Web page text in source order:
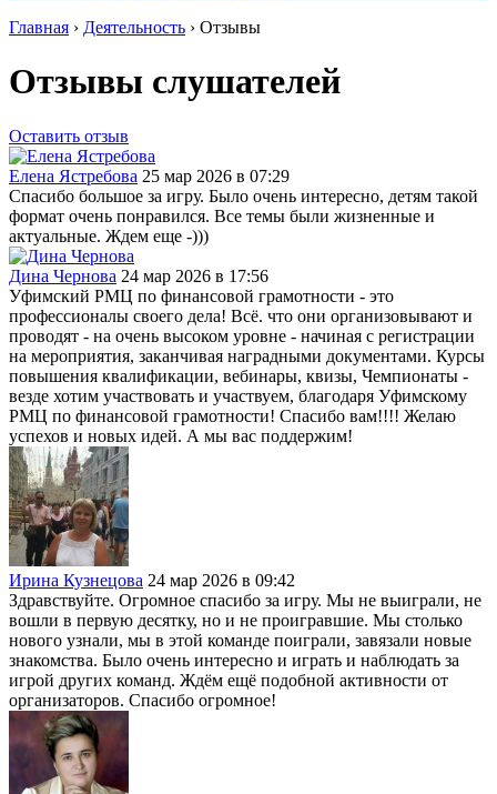
Главная › Деятельность › Отзывы
Отзывы слушателей
Оставить отзыв
Елена Ястребова 25 мар 2026 в 07:29
Спасибо большое за игру. Было очень интересно, детям такой
формат очень понравился. Все темы были жизненные и
актуальные. Ждем еще -)))
Дина Чернова 24 мар 2026 в 17:56
Уфимский РМЦ по финансовой грамотности - это
профессионалы своего дела! Всё. что они организовывают и
проводят - на очень высоком уровне - начиная с регистрации
на мероприятия, заканчивая наградными документами. Курсы
повышения квалификации, вебинары, квизы, Чемпионаты -
везде хотим участвовать и участвуем, благодаря Уфимскому
РМЦ по финансовой грамотности! Спасибо вам!!!! Желаю
успехов и новых идей. А мы вас поддержим!
Ирина Кузнецова 24 мар 2026 в 09:42
Здравствуйте. Огромное спасибо за игру. Мы не выиграли, не
вошли в первую десятку, но и не проигравшие. Мы столько
нового узнали, мы в этой команде поиграли, завязали новые
знакомства. Было очень интересно и играть и наблюдать за
игрой других команд. Ждём ещё подобной активности от
организаторов. Спасибо огромное!